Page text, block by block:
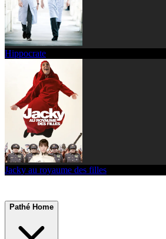
Hippocrate
Jacky au royaume des filles
Pathé Home